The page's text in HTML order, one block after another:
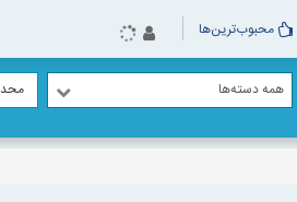
محبوب‌ترین‌ها
همه دسته‌ها